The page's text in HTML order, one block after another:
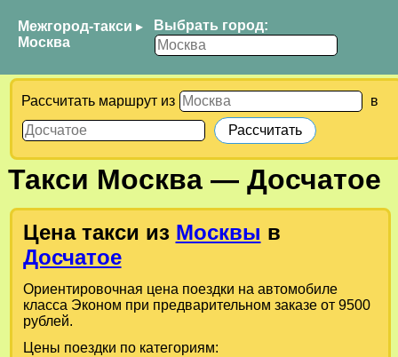
Межгород-такси ▸
Москва
Выбрать город:
Рассчитать маршрут из в
Такси Москва— Досчатое
Цена такси из Москвы в
Досчатое
Ориентировочная цена поездки на автомобиле
класса Эконом при предварительном заказе от 9500
рублей.
Цены поездки по категориям: